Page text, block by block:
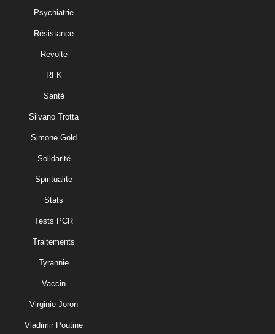
Psychiatrie
Résistance
Revolte
RFK
Santé
Silvano Trotta
Simone Gold
Solidarité
Spiritualite
Stats
Tests PCR
Traitements
Tyrannie
Vaccin
Virginie Joron
Vladimir Poutine